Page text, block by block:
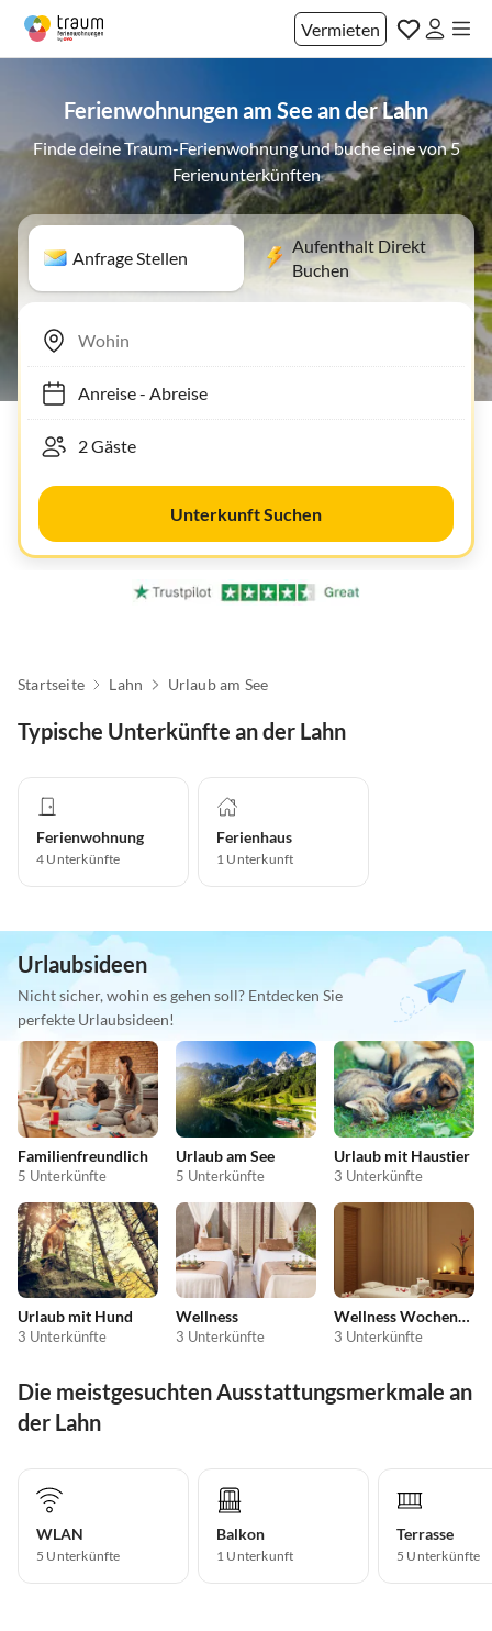
Vermieten
Ferienwohnungen am See an der Lahn
Finde deine Traum-Ferienwohnung und buche eine von 5
Ferienunterkünften
Anfrage Stellen
Aufenthalt Direkt
Buchen
Anreise- Abreise
Unterkunft Suchen
Startseite Lahn Urlaub am See
Typische Unterkünfte an der Lahn
Ferienwohnung
4 Unterkünfte
Ferienhaus
1 Unterkunft
Urlaubsideen
Nicht sicher, wohin es gehen soll? Entdecken Sie
perfekte Urlaubsideen!
Familienfreundlich
5 Unterkünfte
Urlaub am See
5 Unterkünfte
Urlaub mit Haustier
3 Unterkünfte
Urlaub mit Hund
3 Unterkünfte
Wellness
3 Unterkünfte
Wellness Wochenende
3 Unterkünfte
Die meistgesuchten Ausstattungsmerkmale an
der Lahn
WLAN
5 Unterkünfte
Balkon
1 Unterkunft
Terrasse
5 Unterkünfte